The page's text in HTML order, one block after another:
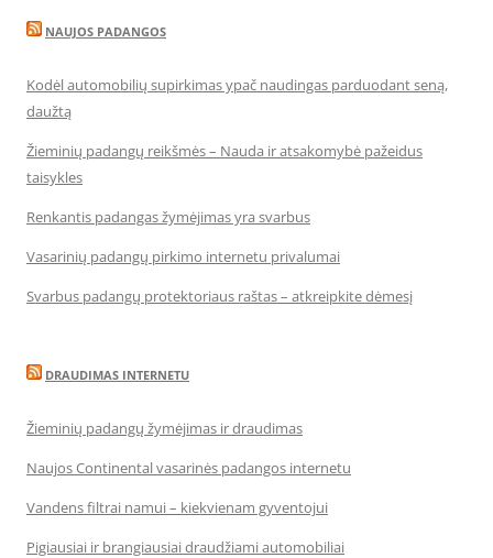
NAUJOS PADANGOS
Kodėl automobilių supirkimas ypač naudingas parduodant seną,
daužtą
Žieminių padangų reikšmės – Nauda ir atsakomybė pažeidus
taisykles
Renkantis padangas žymėjimas yra svarbus
Vasarinių padangų pirkimo internetu privalumai
Svarbus padangų protektoriaus raštas – atkreipkite dėmesį
DRAUDIMAS INTERNETU
Žieminių padangų žymėjimas ir draudimas
Naujos Continental vasarinės padangos internetu
Vandens filtrai namui – kiekvienam gyventojui
Pigiausiai ir brangiausiai draudžiami automobiliai